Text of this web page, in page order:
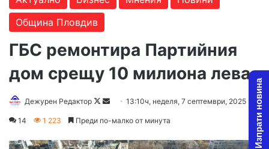
Община Пловдив
ГБС ремонтира Партийния
дом срещу 10 милиона лева
Дежурен Редактор
Follow
Send13:10ч, неделя, 7 септември, 2025
14 1 223 Преди по-малко от минута Изпрати новина